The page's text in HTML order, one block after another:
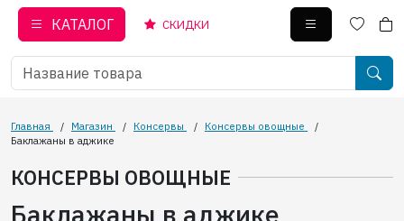
КАТАЛОГ СКИДКИ
Главная / Магазин / Консервы / Консервы овощные
/
Баклажаны в аджике
КОНСЕРВЫ ОВОЩНЫЕ
Баклажаны в аджике